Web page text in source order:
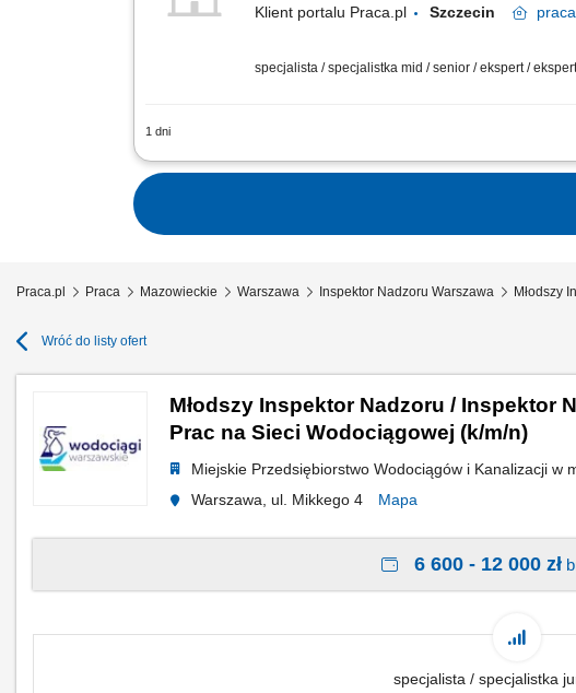
Klient portalu Praca.pl Szczecin praca
specjalista / specjalistka mid / senior / ekspert /
1 dni
Nadzór techniczny nad obiektami infrastruktury
Praca.pl Praca Mazowieckie Warszawa Inspektor Nadzoru Warszawa Młodszy
Wróć do listy ofert
Młodszy Inspektor Nadzoru / Inspektor
Prac na Sieci Wodociągowej (k/m/n)
Miejskie Przedsiębiorstwo Wodociągów i Kanalizacji w
Warszawa, ul. Mikkego 4 Mapa
6 600 - 12 000 zł
specjalista / specjalistka